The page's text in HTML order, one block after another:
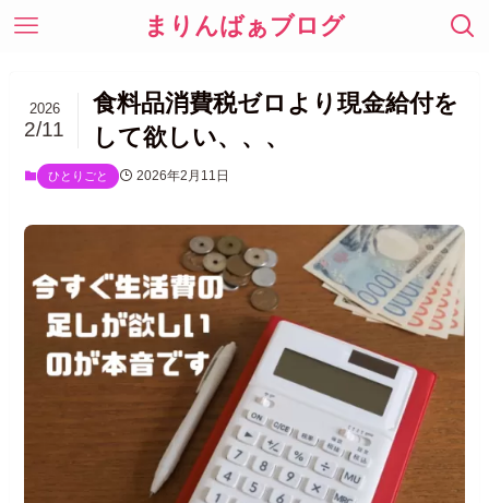
まりんばぁブログ
食料品消費税ゼロより現金給付を
して欲しい、、、
2026
2/11
ひとりごと 2026年2月11日